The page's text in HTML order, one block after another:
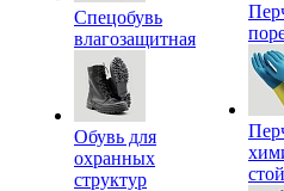
Спецобувь
влагозащитная
Обувь для
охранных
структур